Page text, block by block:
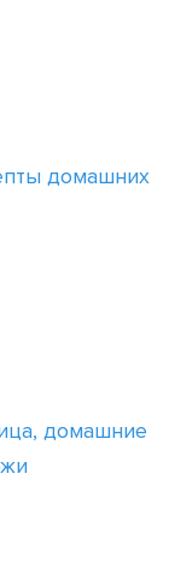
домашних
домашние